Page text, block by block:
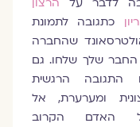
כתגובה לתמונת
שהחברה
שלך שלחו. גם
התגובה הרגשית
ומערערת, אל
האדם הקרוב